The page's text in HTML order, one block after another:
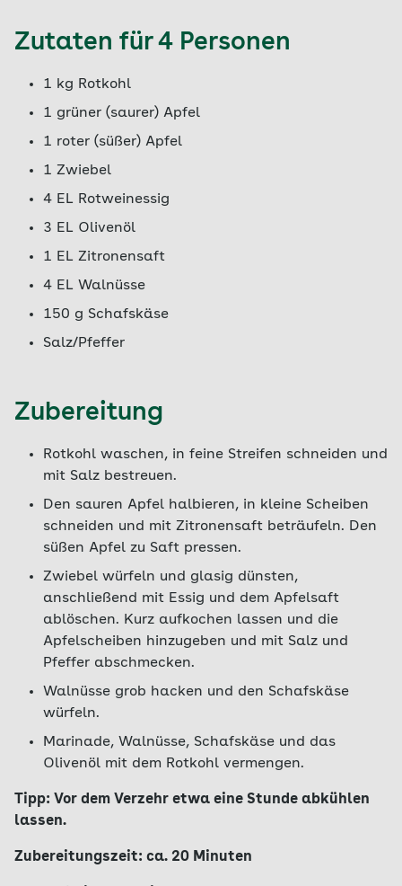
Zutaten für 4 Personen
1 kg Rotkohl
1 grüner (saurer) Apfel
1 roter (süßer) Apfel
1 Zwiebel
4 EL Rotweinessig
3 EL Olivenöl
1 EL Zitronensaft
4 EL Walnüsse
150 g Schafskäse
Salz/Pfeffer
Zubereitung
Rotkohl waschen, in feine Streifen schneiden und
mit Salz bestreuen.
Den sauren Apfel halbieren, in kleine Scheiben
schneiden und mit Zitronensaft beträufeln. Den
süßen Apfel zu Saft pressen.
Zwiebel würfeln und glasig dünsten,
anschließend mit Essig und dem Apfelsaft
ablöschen. Kurz aufkochen lassen und die
Apfelscheiben hinzugeben und mit Salz und
Pfeffer abschmecken.
Walnüsse grob hacken und den Schafskäse
würfeln.
Marinade, Walnüsse, Schafskäse und das
Olivenöl mit dem Rotkohl vermengen.
Tipp: Vor dem Verzehr etwa eine Stunde abkühlen
lassen.
Zubereitungszeit: ca. 20 Minuten